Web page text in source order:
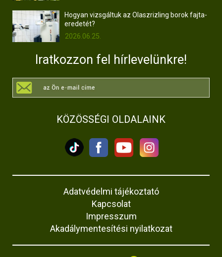
Hogyan vizsgáltuk az Olaszrizling borok fajta-
eredetét?
2026.06.25.
Iratkozzon fel hírlevelünkre!
KÖZÖSSÉGI OLDALAINK
Adatvédelmi tájékoztató
Kapcsolat
Impresszum
Akadálymentesítési nyilatkozat